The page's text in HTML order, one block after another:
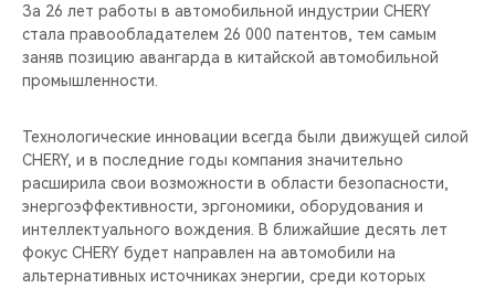
CHERY ДЛЯ ДЕТЕЙ
За 26 лет работы в автомобильной индустрии CHERY
стала правообладателем 26 000 патентов, тем самым
заняв позицию авангарда в китайской автомобильной
промышленности.
Технологические инновации всегда были движущей силой
CHERY, и в последние годы компания значительно
расширила свои возможности в области безопасности,
энергоэффективности, эргономики, оборудования и
интеллектуального вождения. В ближайшие десять лет
фокус CHERY будет направлен на автомобили на
альтернативных источниках энергии, среди которых